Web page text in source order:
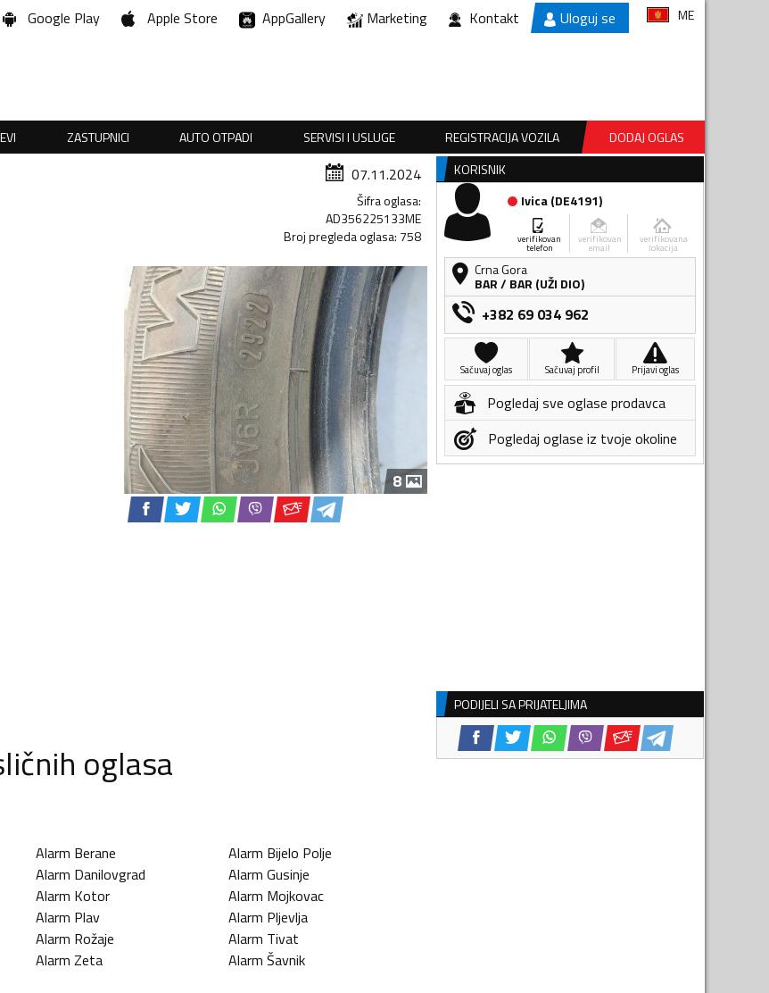
Google Play Apple Store AppGallery Marketing Kontakt Uloguj se ME
ZASTUPNICI AUTO OTPADI SERVISI I USLUGE REGISTRACIJA VOZILA
DODAJ OGLAS
07.11.2024
Šifra oglasa:
AD356225133ME
Broj pregleda oglasa: 758
8
oglasa
Alarm Berane Alarm Bijelo Polje
Alarm Danilovgrad Alarm Gusinje
Alarm Kotor Alarm Mojkovac
Alarm Plav Alarm Pljevlja
Alarm Rožaje Alarm Tivat
Alarm Zeta Alarm Šavnik
KORISNIK
Ivica(DE4191)
verifikovan
telefon
verifikovan
email
verifikovana
lokacija
Crna Gora
BAR/ BAR (UŽI DIO)
+382 69 034 962
Sačuvaj oglas Sačuvaj profil Prijavi oglas
Pogledaj sve oglase prodavca
Pogledaj oglase iz tvoje okoline
PODIJELI SA PRIJATELJIMA